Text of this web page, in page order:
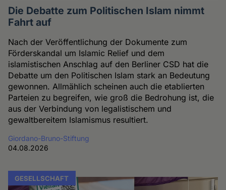
Die Debatte zum Politischen Islam nimmt
Fahrt auf
Nach der Veröffentlichung der Dokumente zum
Förderskandal um Islamic Relief und dem
islamistischen Anschlag auf den Berliner CSD hat die
Debatte um den Politischen Islam stark an Bedeutung
gewonnen. Allmählich scheinen auch die etablierten
Parteien zu begreifen, wie groß die Bedrohung ist, die
aus der Verbindung von legalistischem und
gewaltbereitem Islamismus resultiert.
Giordano-Bruno-Stiftung
04.08.2026
GESELLSCHAFT